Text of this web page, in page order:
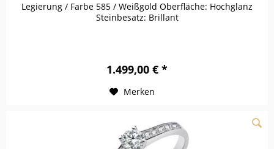
Legierung / Farbe 585 / Weißgold Oberfläche: Hochglanz
Steinbesatz: Brillant
1.499,00 € *
Merken